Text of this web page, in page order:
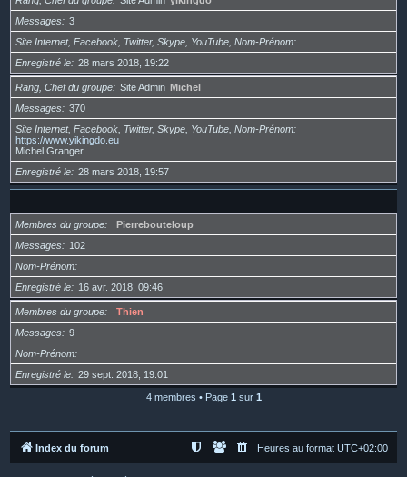
Messages
3
Site Internet, Facebook, Twitter, Skype, YouTube, Nom-Prénom
Enregistré le
28 mars 2018, 19:22
Rang, Chef du groupe Site Admin Michel
Messages
370
Site Internet, Facebook, Twitter, Skype, YouTube, Nom-Prénom
https://www.yikingdo.eu
Michel Granger
Enregistré le
28 mars 2018, 19:57
Membres du groupe
Pierrebouteloup
Messages
102
Nom-Prénom
Enregistré le
16 avr. 2018, 09:46
Membres du groupe
Thien
Messages
9
Nom-Prénom
Enregistré le
29 sept. 2018, 19:01
4 membres • Page 1 sur 1
Index du forum Heures au format UTC+02:00